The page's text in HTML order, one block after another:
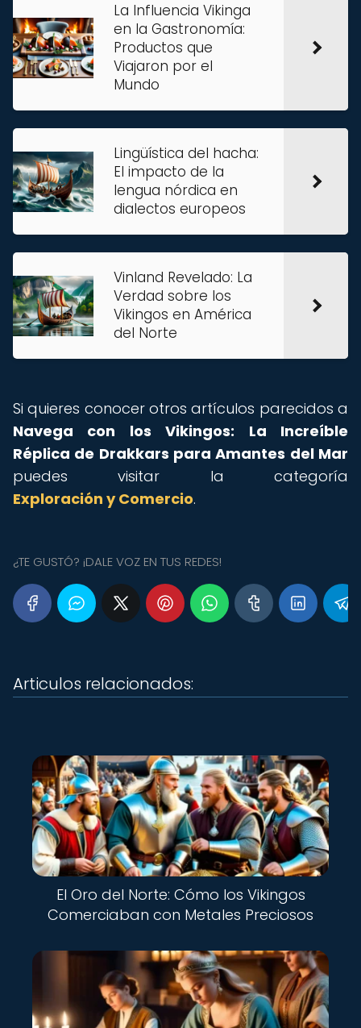
La Influencia Vikinga
en la Gastronomía:
Productos que
Viajaron por el
Mundo
Lingüística del hacha:
El impacto de la
lengua nórdica en
dialectos europeos
Vinland Revelado: La
Verdad sobre los
Vikingos en América
del Norte
Si quieres conocer otros artículos parecidos a
Navega con los Vikingos: La Increíble
Réplica de Drakkars para Amantes del Mar
puedes visitar la categoría
Exploración y Comercio.
¿TE GUSTÓ? ¡DALE VOZ EN TUS REDES!
Articulos relacionados:
El Oro del Norte: Cómo los Vikingos
Comerciaban con Metales Preciosos